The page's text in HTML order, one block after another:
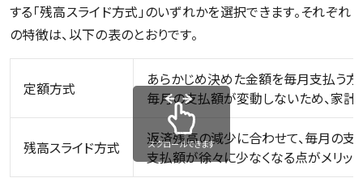
する「残高スライド方式」のいずれかを選択できます。それぞれ
の特徴は、以下の表のとおりです。
定額方式
あらかじめ決めた金額を毎月支払う方
毎月の支払額が変動しないため、家計
残高スライド方式
返済残高の減少に合わせて、毎月の支
支払額が徐々に少なくなる点がメリット
スクロールできます